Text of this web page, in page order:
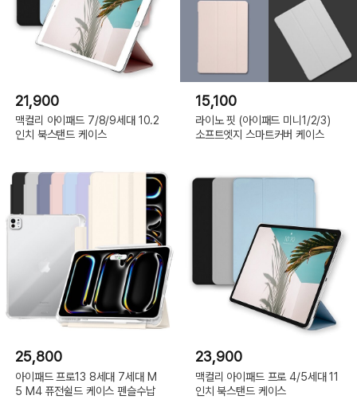
21,900
맥컬리 아이패드 7/8/9세대 10.2
인치 북스탠드 케이스
15,100
라이노 핏 (아이패드 미니1/2/3)
소프트엣지 스마트커버 케이스
25,800
아이패드 프로13 8세대 7세대 M
5 M4 퓨전쉴드 케이스 펜슬수납
23,900
맥컬리 아이패드 프로 4/5세대 11
인치 북스탠드 케이스